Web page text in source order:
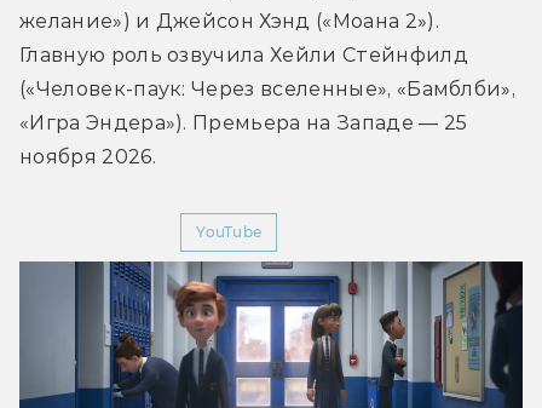
желание») и Джейсон Хэнд («Моана 2»).
Главную роль озвучила Хейли Стейнфилд
(«Человек-паук: Через вселенные», «Бамблби»,
«Игра Эндера»). Премьера на Западе — 25
ноября 2026.
YouTube